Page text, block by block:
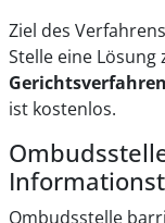
Ziel des
Stelle eine Lösung
ist kostenlos.
Ombudsstelle